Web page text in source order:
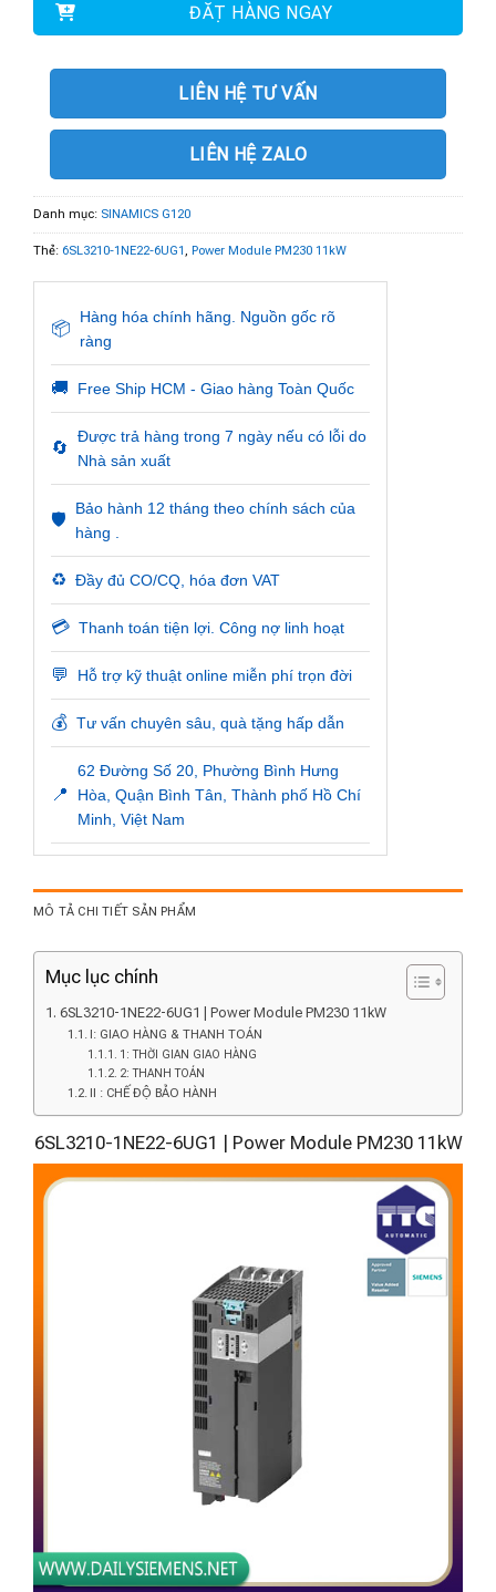
ĐẶT HÀNG NGAY
LIÊN HỆ TƯ VẤN
LIÊN HỆ ZALO
Danh mục: SINAMICS G120
Thẻ: 6SL3210-1NE22-6UG1, Power Module PM230 11kW
📦
Hàng hóa chính hãng. Nguồn gốc rõ
ràng
🚚 Free Ship HCM - Giao hàng Toàn Quốc
🔄
Được trả hàng trong 7 ngày nếu có lỗi do
Nhà sản xuất
🛡️
Bảo hành 12 tháng theo chính sách của
hàng .
♻️ Đầy đủ CO/CQ, hóa đơn VAT
💳 Thanh toán tiện lợi. Công nợ linh hoạt
💬 Hỗ trợ kỹ thuật online miễn phí trọn đời
💰 Tư vấn chuyên sâu, quà tặng hấp dẫn
📍
62 Đường Số 20, Phường Bình Hưng
Hòa, Quận Bình Tân, Thành phố Hồ Chí
Minh, Việt Nam
MÔ TẢ CHI TIẾT SẢN PHẨM
Mục lục chính
6SL3210-1NE22-6UG1 | Power Module PM230 11kW
I: GIAO HÀNG & THANH TOÁN
1: THỜI GIAN GIAO HÀNG
2: THANH TOÁN
II : CHẾ ĐỘ BẢO HÀNH
6SL3210-1NE22-6UG1 | Power Module PM230 11kW